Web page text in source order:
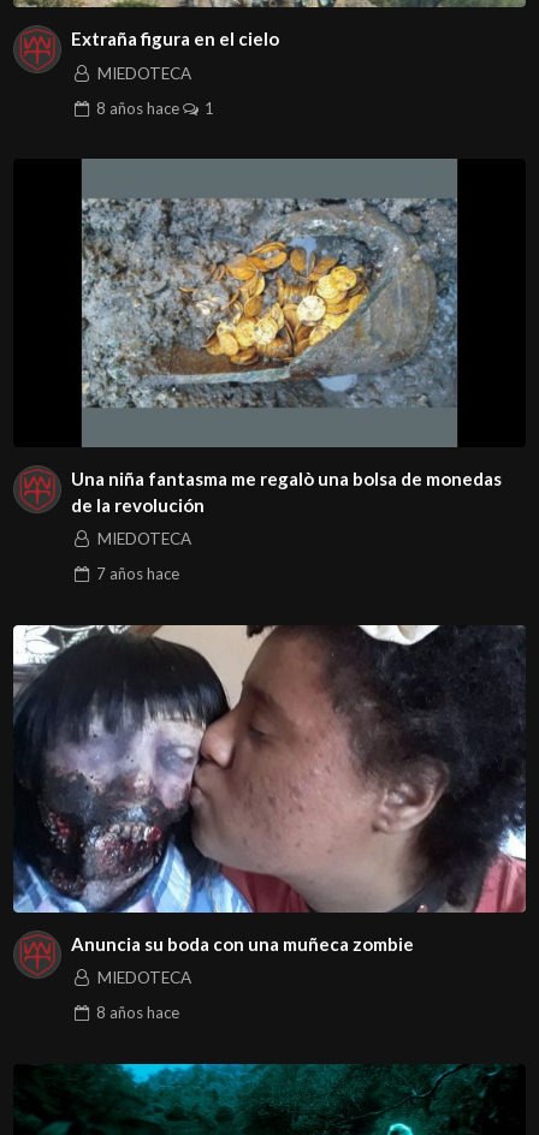
Extraña figura en el cielo
MIEDOTECA
8 añoshace 1
Una niña fantasma me regalò una bolsa de monedas
de la revolución
MIEDOTECA
7 añoshace
Anuncia su boda con una muñeca zombie
MIEDOTECA
8 añoshace